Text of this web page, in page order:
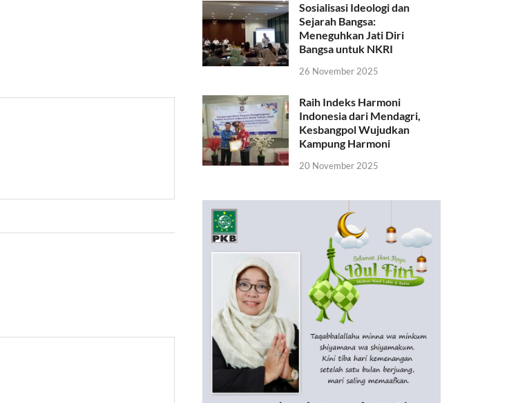
Sosialisasi Ideologi dan
Sejarah Bangsa:
Meneguhkan Jati Diri
Bangsa untuk NKRI
26 November 2025
Raih Indeks Harmoni
Indonesia dari Mendagri,
Kesbangpol Wujudkan
Kampung Harmoni
20 November 2025